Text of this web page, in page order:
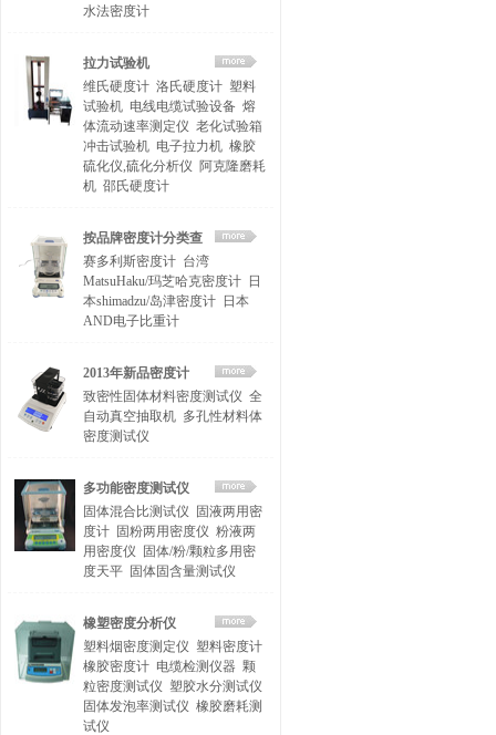
水法密度计
拉力试验机
维氏硬度计 洛氏硬度计 塑料
试验机 电线电缆试验设备 熔
体流动速率测定仪 老化试验箱
冲击试验机 电子拉力机 橡胶
硫化仪,硫化分析仪 阿克隆磨耗
机 邵氏硬度计
按品牌密度计分类查
找
赛多利斯密度计 台湾
MatsuHaku/玛芝哈克密度计 日
本shimadzu/岛津密度计 日本
AND电子比重计
2013年新品密度计
致密性固体材料密度测试仪 全
自动真空抽取机 多孔性材料体
密度测试仪
多功能密度测试仪
固体混合比测试仪
固液两用密
度计 固粉两用密度仪 粉液两
用密度仪
固体/粉/颗粒多用密
度天平 固体固含量测试仪
橡塑密度分析仪
塑料烟密度测定仪 塑料密度计
橡胶密度计 电缆检测仪器 颗
粒密度测试仪 塑胶水分测试仪
固体发泡率测试仪 橡胶磨耗测
试仪